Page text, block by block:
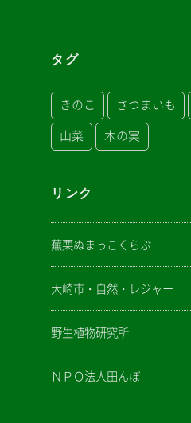
タグ
きのこ さつまいも
山菜 木の実
リンク
蕪栗ぬまっこくらぶ
大崎市・自然・レジャー
野生植物研究所
ＮＰＯ法人田んぼ